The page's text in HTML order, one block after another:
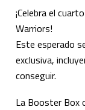
¡Celebra el
Warriors!
Este esperado
exclusiva,
conseguir.
La Booster Box